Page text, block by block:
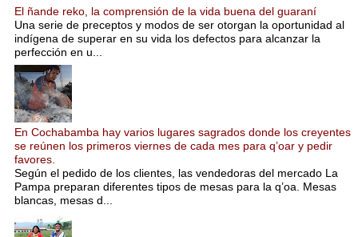
El ñande reko, la comprensión de la vida buena del guaraní
Una serie de preceptos y modos de ser otorgan la oportunidad al
indígena de superar en su vida los defectos para alcanzar la
perfección en u...
En Cochabamba hay varios lugares sagrados donde los creyentes
se reúnen los primeros viernes de cada mes para q’oar y pedir
favores.
Según el pedido de los clientes, las vendedoras del mercado La
Pampa preparan diferentes tipos de mesas para la q’oa. Mesas
blancas, mesas d...